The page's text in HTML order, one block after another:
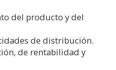
del producto y del
de distribución.
de rentabilidad y